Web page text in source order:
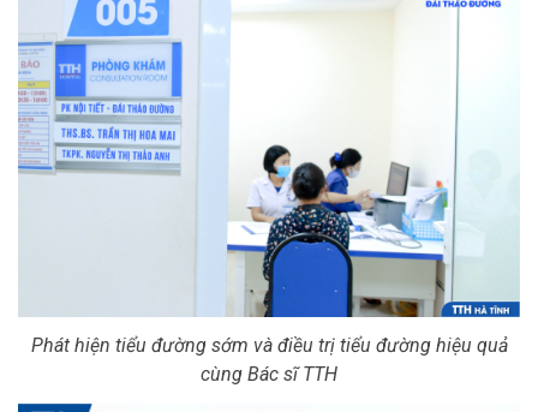
Phát hiện tiểu đường sớm và điều trị tiểu đường hiệu quả
cùng Bác sĩ TTH